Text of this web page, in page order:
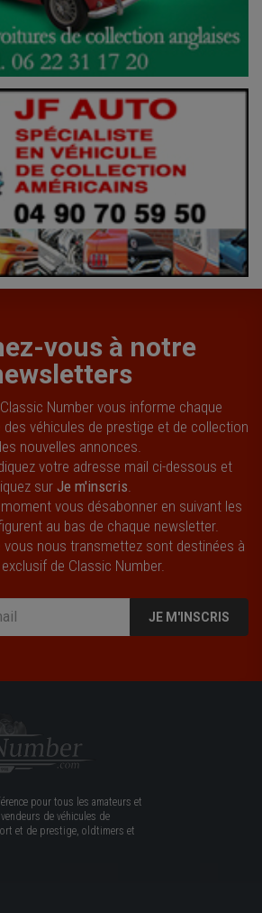
vous à notre
Number vous informe chaque
des véhicules de prestige et de collection
nouvelles annonces.
votre adresse mail ci-dessous et
sur Je m'inscris
vous désabonner en suivant les
au bas de chaque newsletter.
nous transmettez sont destinées à
exclusif de Classic Number.
JE M'INSCRIS
pour tous les amateurs et
de véhicules de
et de prestige, oldtimers et